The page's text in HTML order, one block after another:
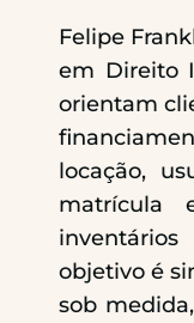
Felipe
em Direito
orientam
locação,
matrícula
objetivo é
sob